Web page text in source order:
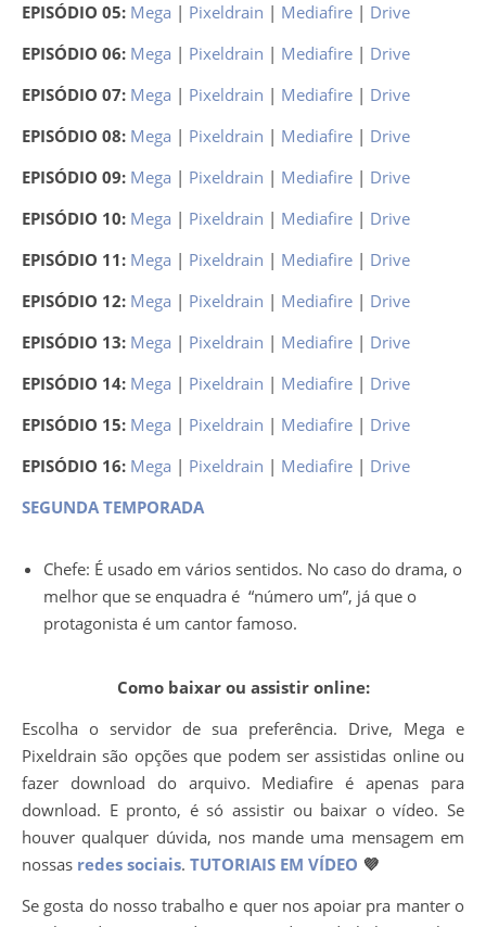
EPISÓDIO 05: Mega | Pixeldrain | Mediafire | Drive
EPISÓDIO 06: Mega | Pixeldrain | Mediafire | Drive
EPISÓDIO 07: Mega | Pixeldrain | Mediafire | Drive
EPISÓDIO 08: Mega | Pixeldrain | Mediafire | Drive
EPISÓDIO 09: Mega | Pixeldrain | Mediafire | Drive
EPISÓDIO 10: Mega | Pixeldrain | Mediafire | Drive
EPISÓDIO 11: Mega | Pixeldrain | Mediafire | Drive
EPISÓDIO 12: Mega | Pixeldrain | Mediafire | Drive
EPISÓDIO 13: Mega | Pixeldrain | Mediafire | Drive
EPISÓDIO 14: Mega | Pixeldrain | Mediafire | Drive
EPISÓDIO 15: Mega | Pixeldrain | Mediafire | Drive
EPISÓDIO 16: Mega | Pixeldrain | Mediafire | Drive
SEGUNDA TEMPORADA
Chefe: É usado em vários sentidos. No caso do drama, o
melhor que se enquadra é “número um”, já que o
protagonista é um cantor famoso.
Como baixar ou assistir online:
Escolha o servidor de sua preferência. Drive, Mega e
Pixeldrain são opções que podem ser assistidas online ou
fazer download do arquivo. Mediafire é apenas para
download. E pronto, é só assistir ou baixar o vídeo. Se
houver qualquer dúvida, nos mande uma mensagem em
nossas redes sociais. TUTORIAIS EM VÍDEO 💜
Se gosta do nosso trabalho e quer nos apoiar pra manter o